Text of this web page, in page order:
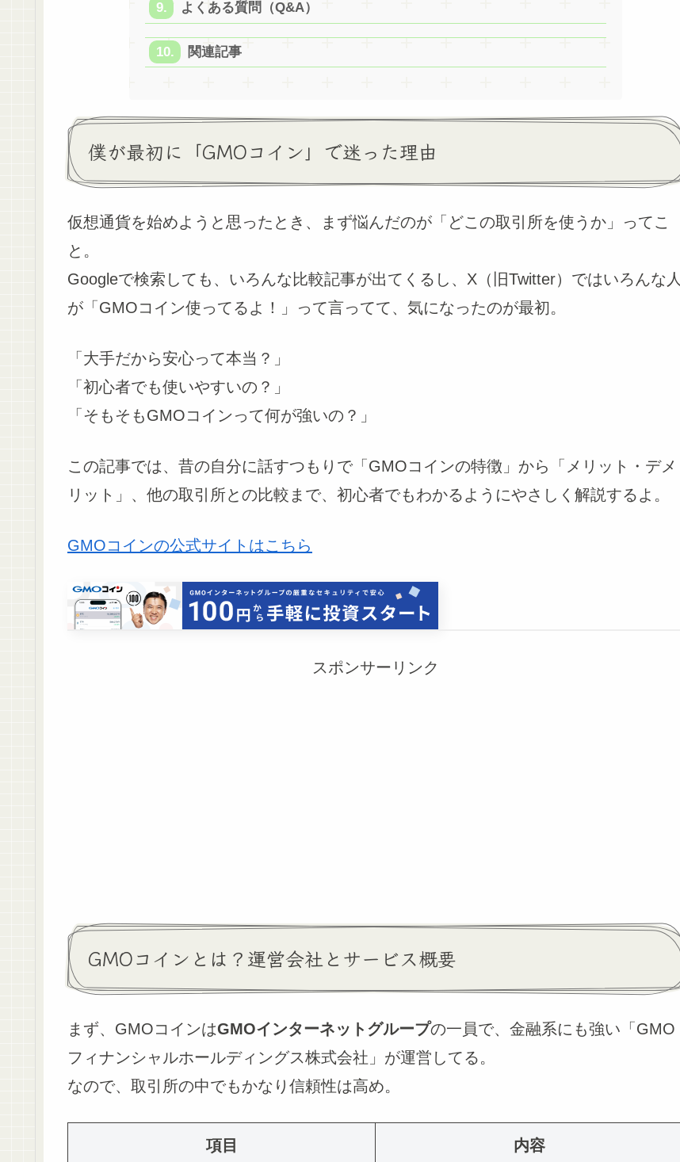
よくある質問（Q&A）
関連記事
僕が最初に「GMOコイン」で迷った理由
仮想通貨を始めようと思ったとき、まず悩んだのが「どこの取引所を使うか」ってこ
と。
Googleで検索しても、いろんな比較記事が出てくるし、X（旧Twitter）ではいろんな人
が「GMOコイン使ってるよ！」って言ってて、気になったのが最初。
「大手だから安心って本当？」
「初心者でも使いやすいの？」
「そもそもGMOコインって何が強いの？」
この記事では、昔の自分に話すつもりで「GMOコインの特徴」から「メリット・デメ
リット」、他の取引所との比較まで、初心者でもわかるようにやさしく解説するよ。
GMOコインの公式サイトはこちら
スポンサーリンク
GMOコインとは？運営会社とサービス概要
まず、GMOコインはGMOインターネットグループの一員で、金融系にも強い「GMO
フィナンシャルホールディングス株式会社」が運営してる。
なので、取引所の中でもかなり信頼性は高め。
項目 内容